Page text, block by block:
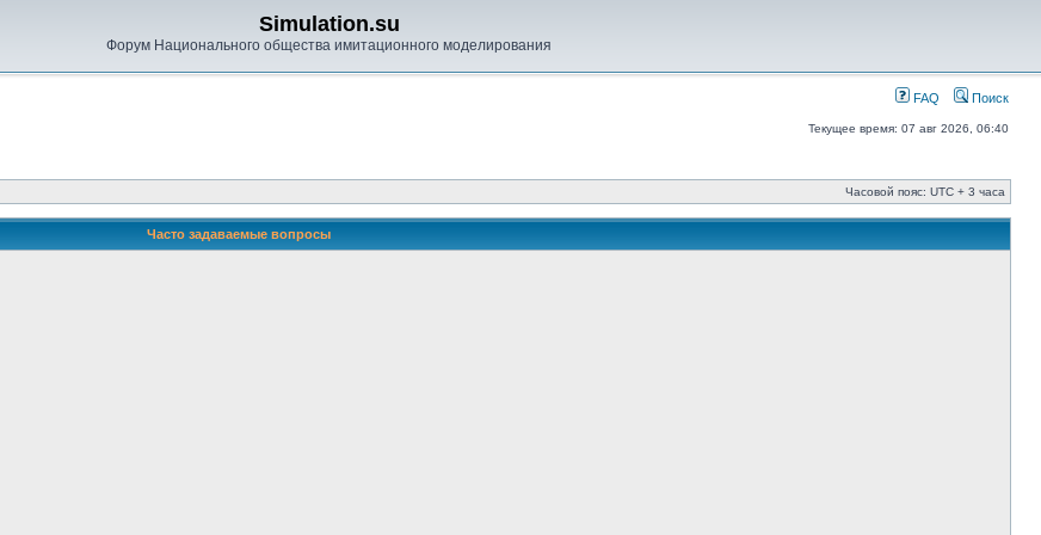
Simulation.su
Форум Национального общества имитационного моделирования
FAQ Поиск
Текущее время: 07 авг 2026, 06:40
Часовой пояс: UTC + 3 часа
Часто задаваемые вопросы